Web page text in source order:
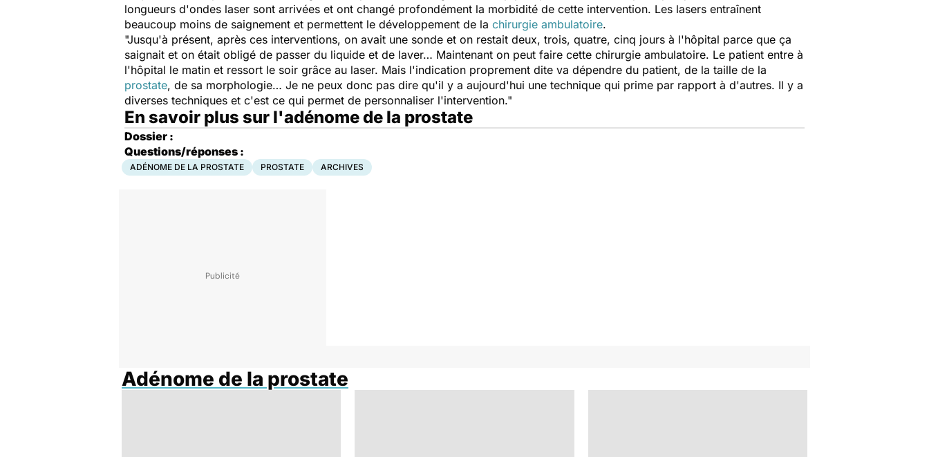
longueurs d'ondes laser sont arrivées et ont changé profondément la morbidité de cette intervention. Les lasers entraînent
beaucoup moins de saignement et permettent le développement de la chirurgie ambulatoire.
"Jusqu'à présent, après ces interventions, on avait une sonde et on restait deux, trois, quatre, cinq jours à l'hôpital parce que ça
saignait et on était obligé de passer du liquide et de laver… Maintenant on peut faire cette chirurgie ambulatoire. Le patient entre à
l'hôpital le matin et ressort le soir grâce au laser. Mais l'indication proprement dite va dépendre du patient, de la taille de la
prostate, de sa morphologie… Je ne peux donc pas dire qu'il y a aujourd'hui une technique qui prime par rapport à d'autres. Il y a
diverses techniques et c'est ce qui permet de personnaliser l'intervention."
En savoir plus sur l'adénome de la prostate
Dossier :
Questions/réponses :
ADÉNOME DE LA PROSTATE PROSTATE ARCHIVES
Adénome de la prostate